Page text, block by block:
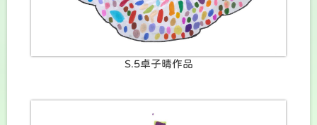
S.5卓子晴作品